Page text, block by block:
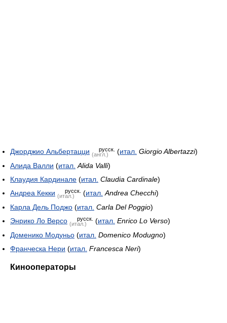
Джорджио Альбертацци (англ.)
русск. (итал. Giorgio Albertazzi)
Алида Валли (итал. Alida Valli)
Клаудия Кардинале (итал. Claudia Cardinale)
Андреа Кекки (итал.)
русск. (итал. Andrea Checchi)
Карла Дель Поджо (итал. Carla Del Poggio)
Энрико Ло Версо (итал.)
русск. (итал. Enrico Lo Verso)
Доменико Модуньо (итал. Domenico Modugno)
Франческа Нери (итал. Francesca Neri)
Кинооператоры